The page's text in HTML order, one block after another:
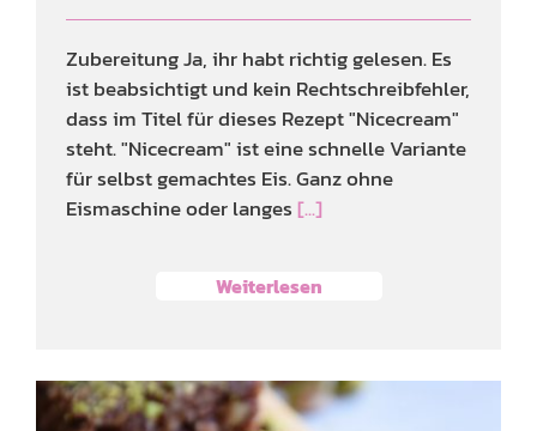
Zubereitung Ja, ihr habt richtig gelesen. Es
ist beabsichtigt und kein Rechtschreibfehler,
dass im Titel für dieses Rezept "Nicecream"
steht. "Nicecream" ist eine schnelle Variante
für selbst gemachtes Eis. Ganz ohne
Eismaschine oder langes[...]
Weiterlesen